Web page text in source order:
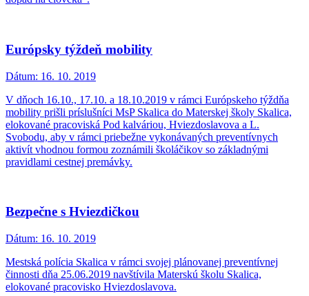
Európsky týždeň mobility
Dátum: 16. 10. 2019
V dňoch 16.10., 17.10. a 18.10.2019 v rámci Európskeho týždňa
mobility prišli príslušníci MsP Skalica do Materskej školy Skalica,
elokované pracoviská Pod kalváriou, Hviezdoslavova a L.
Svobodu, aby v rámci priebežne vykonávaných preventívnych
aktivít vhodnou formou zoznámili školáčikov so základnými
pravidlami cestnej premávky.
Bezpečne s Hviezdičkou
Dátum: 16. 10. 2019
Mestská polícia Skalica v rámci svojej plánovanej preventívnej
činnosti dňa 25.06.2019 navštívila Materskú školu Skalica,
elokované pracovisko Hviezdoslavova.